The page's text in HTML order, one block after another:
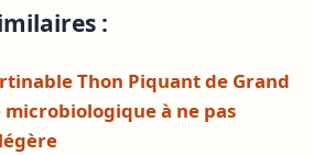
:
Thon Piquant de Grand
microbiologique à ne pas